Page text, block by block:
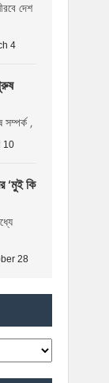
দেশ
4
সম্পর্ক ,
10
‘মুই কি
28